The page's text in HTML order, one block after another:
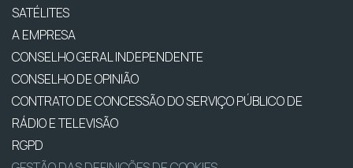
SATÉLITES
A EMPRESA
CONSELHO GERAL INDEPENDENTE
CONSELHO DE OPINIÃO
CONTRATO DE CONCESSÃO DO SERVIÇO PÚBLICO DE
RÁDIO E TELEVISÃO
RGPD